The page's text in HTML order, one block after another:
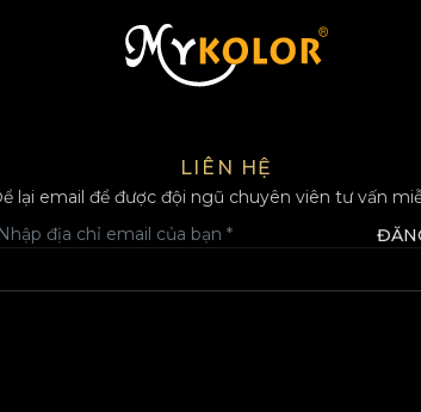
MYKOLOR
LIÊN HỆ
lại email để được đội ngũ chuyên viên tư vấn